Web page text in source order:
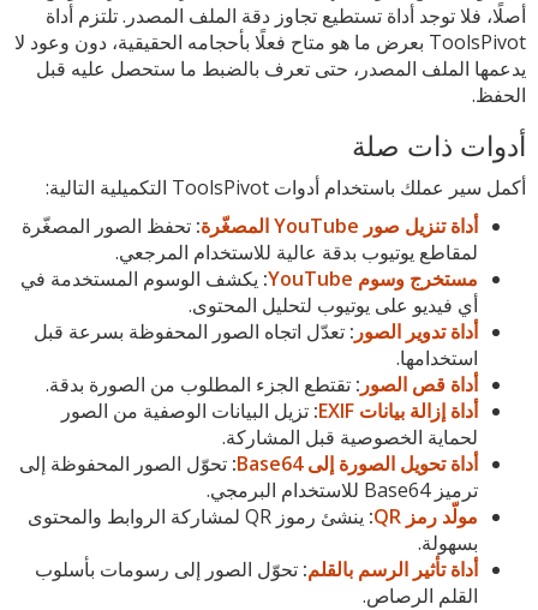
أصلًا، فلا توجد أداة تستطيع تجاوز دقة الملف المصدر. تلتزم أداة
ToolsPivot بعرض ما هو متاح فعلًا بأحجامه الحقيقية، دون وعود لا
يدعمها الملف المصدر، حتى تعرف بالضبط ما ستحصل عليه قبل
الحفظ.
أدوات ذات صلة
أكمل سير عملك باستخدام أدوات ToolsPivot التكميلية التالية:
أداة تنزيل صور YouTube المصغّرة
: تحفظ الصور المصغّرة
لمقاطع يوتيوب بدقة عالية للاستخدام المرجعي.
مستخرج وسوم YouTube
: يكشف الوسوم المستخدمة في
أي فيديو على يوتيوب لتحليل المحتوى.
أداة تدوير الصور : تعدّل اتجاه الصور المحفوظة بسرعة قبل
استخدامها.
أداة قص الصور : تقتطع الجزء المطلوب من الصورة بدقة.
أداة إزالة بيانات EXIF
: تزيل البيانات الوصفية من الصور
لحماية الخصوصية قبل المشاركة.
أداة تحويل الصورة إلى Base64
: تحوّل الصور المحفوظة إلى
ترميز Base64 للاستخدام البرمجي.
مولّد رمز QR
:
ينشئ رموز QR لمشاركة الروابط والمحتوى
بسهولة.
أداة تأثير الرسم بالقلم: تحوّل الصور إلى رسومات بأسلوب
القلم الرصاص.